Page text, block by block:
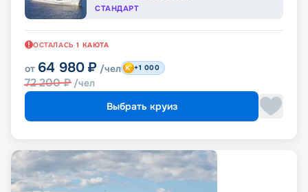
СТАНДАРТ
ОСТАЛАСЬ 1 КАЮТА
от 64 980 ₽ /чел
72 200₽ /чел
+1 000
Выбрать круиз